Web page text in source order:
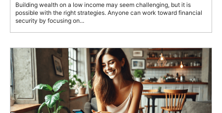
Building wealth on a low income may seem challenging, but it is
possible with the right strategies. Anyone can work toward financial
security by focusing on...